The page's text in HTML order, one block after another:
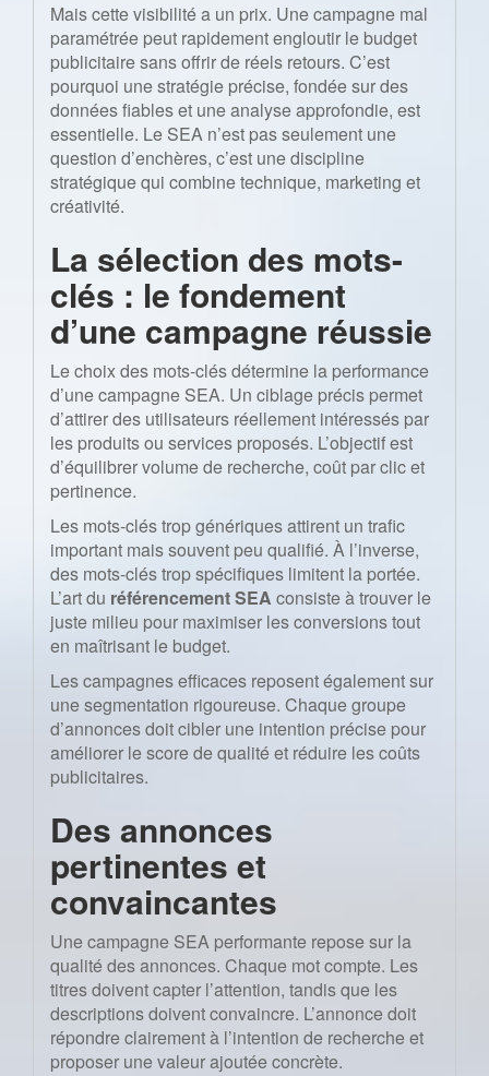
Mais cette visibilité a un prix. Une campagne mal
paramétrée peut rapidement engloutir le budget
publicitaire sans offrir de réels retours. C’est
pourquoi une stratégie précise, fondée sur des
données fiables et une analyse approfondie, est
essentielle. Le SEA n’est pas seulement une
question d’enchères, c’est une discipline
stratégique qui combine technique, marketing et
créativité.
La sélection des mots-
clés : le fondement
d’une campagne réussie
Le choix des mots-clés détermine la performance
d’une campagne SEA. Un ciblage précis permet
d’attirer des utilisateurs réellement intéressés par
les produits ou services proposés. L’objectif est
d’équilibrer volume de recherche, coût par clic et
pertinence.
Les mots-clés trop génériques attirent un trafic
important mais souvent peu qualifié. À l’inverse,
des mots-clés trop spécifiques limitent la portée.
L’art du référencement SEA consiste à trouver le
juste milieu pour maximiser les conversions tout
en maîtrisant le budget.
Les campagnes efficaces reposent également sur
une segmentation rigoureuse. Chaque groupe
d’annonces doit cibler une intention précise pour
améliorer le score de qualité et réduire les coûts
publicitaires.
Des annonces
pertinentes et
convaincantes
Une campagne SEA performante repose sur la
qualité des annonces. Chaque mot compte. Les
titres doivent capter l’attention, tandis que les
descriptions doivent convaincre. L’annonce doit
répondre clairement à l’intention de recherche et
proposer une valeur ajoutée concrète.